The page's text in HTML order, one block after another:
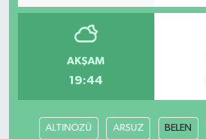
AKŞAM
19:44
ALTINÖZÜ ARSUZ BELEN